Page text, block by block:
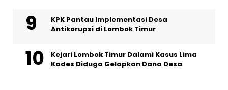
KPK Pantau Implementasi Desa
Antikorupsi di Lombok Timur
Kejari Lombok Timur Dalami Kasus Lima
Kades Diduga Gelapkan Dana Desa